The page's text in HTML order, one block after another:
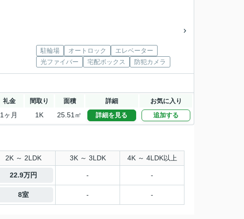
駐輪場 オートロック
エレベーター
光ファイバー
宅配ボックス 防犯カメラ
礼金 間取り 面積 詳細 お気に入り
1ヶ月 1K 25.51㎡ 詳細を見る 追加する
2K ～ 2LDK 3K ～ 3LDK 4K ～ 4LDK以上
22.9万円 - -
8室 - -